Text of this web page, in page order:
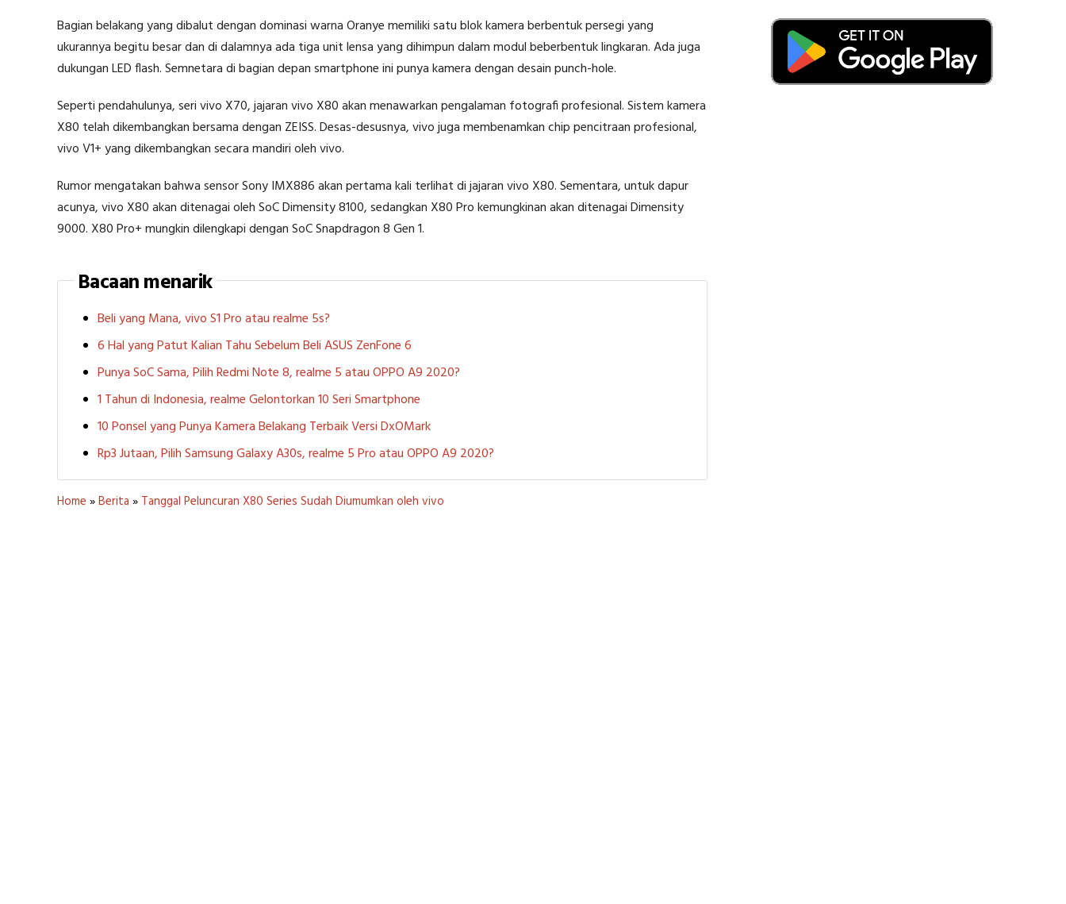
Bagian belakang yang dibalut dengan dominasi warna Oranye memiliki satu blok kamera berbentuk persegi yang
ukurannya begitu besar dan di dalamnya ada tiga unit lensa yang dihimpun dalam modul beberbentuk lingkaran. Ada juga
dukungan LED flash. Semnetara di bagian depan smartphone ini punya kamera dengan desain punch-hole.
Seperti pendahulunya, seri vivo X70, jajaran vivo X80 akan menawarkan pengalaman fotografi profesional. Sistem kamera
X80 telah dikembangkan bersama dengan ZEISS. Desas-desusnya, vivo juga membenamkan chip pencitraan profesional,
vivo V1+ yang dikembangkan secara mandiri oleh vivo.
Rumor mengatakan bahwa sensor Sony IMX886 akan pertama kali terlihat di jajaran vivo X80. Sementara, untuk dapur
acunya, vivo X80 akan ditenagai oleh SoC Dimensity 8100, sedangkan X80 Pro kemungkinan akan ditenagai Dimensity
9000. X80 Pro+ mungkin dilengkapi dengan SoC Snapdragon 8 Gen 1.
Bacaan menarik
Beli yang Mana, vivo S1 Pro atau realme 5s?
6 Hal yang Patut Kalian Tahu Sebelum Beli ASUS ZenFone 6
Punya SoC Sama, Pilih Redmi Note 8, realme 5 atau OPPO A9 2020?
1 Tahun di Indonesia, realme Gelontorkan 10 Seri Smartphone
10 Ponsel yang Punya Kamera Belakang Terbaik Versi DxOMark
Rp3 Jutaan, Pilih Samsung Galaxy A30s, realme 5 Pro atau OPPO A9 2020?
Home »Berita » Tanggal Peluncuran X80 Series Sudah Diumumkan oleh vivo